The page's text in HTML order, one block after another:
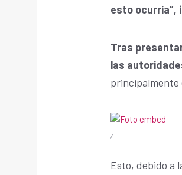
esto ocurría”,
Tras
las
principalmente
/
Esto, debido a